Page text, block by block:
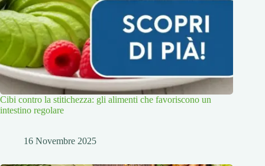
Cibi contro la stitichezza: gli alimenti che favoriscono un
intestino regolare
16 Novembre 2025